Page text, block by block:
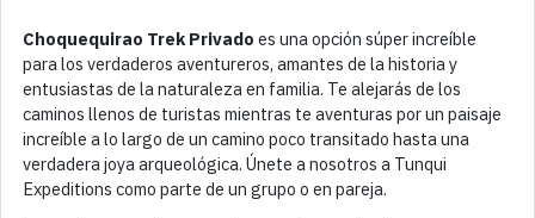
Choquequirao Trek Privado es una opción súper increíble
para los verdaderos aventureros, amantes de la historia y
entusiastas de la naturaleza en familia. Te alejarás de los
caminos llenos de turistas mientras te aventuras por un paisaje
increíble a lo largo de un camino poco transitado hasta una
verdadera joya arqueológica. Únete a nosotros a Tunqui
Expeditions como parte de un grupo o en pareja.